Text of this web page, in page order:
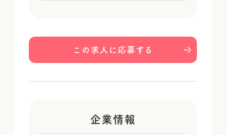
この求人に応募する
企業情報